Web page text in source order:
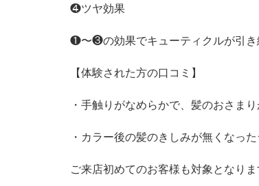
❹ツヤ効果
❶〜❸の効果でキューティクルが引き
【体験された方の口コミ】
・手触りがなめらかで、髪のおさまり
・カラー後の髪のきしみが無くなった
ご来店初めてのお客様も対象となり